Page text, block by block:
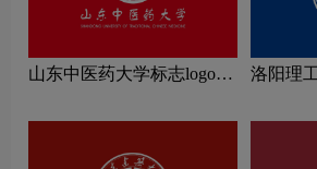
山东中医药大学标志logo图
洛阳理